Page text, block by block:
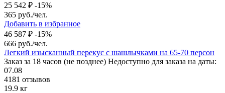
25 542 ₽ -15%
365 руб./чел.
Добавить в избранное
46 587 ₽ -15%
666 руб./чел.
Легкий изысканный перекус с шашлычками на 65-70 персон
Заказ за 18 часов (не позднее) Недоступно для заказа на даты:
07.08
4181 отзывов
19.9 кг